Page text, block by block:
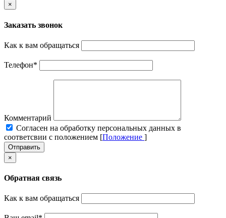
×
Заказать звонок
Как к вам обращаться
Телефон*
Комментарий
Cогласен на обработку персональных данных в
соответсвии с положением [Положение ]
Отправить
×
Обратная связь
Как к вам обращаться